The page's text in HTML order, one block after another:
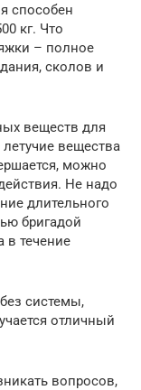
способен
кг. Что
– полное
сколов и
веществ для
вещества
можно
Не надо
длительного
бригадой
в течение
системы,
отличный
вопросов,